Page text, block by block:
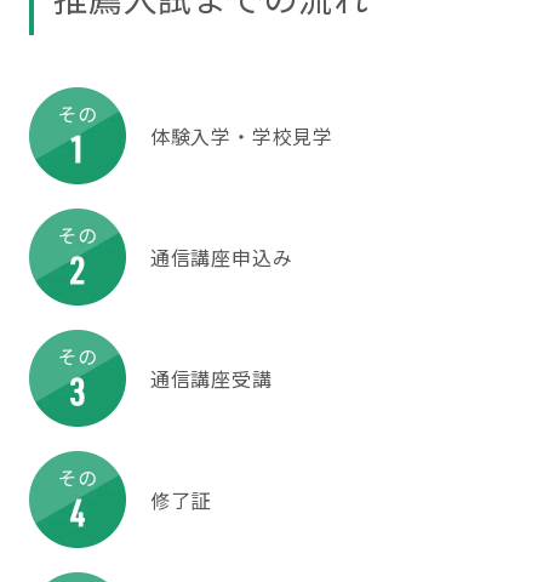
体験入学・学校見学
通信講座申込み
通信講座受講
修了証